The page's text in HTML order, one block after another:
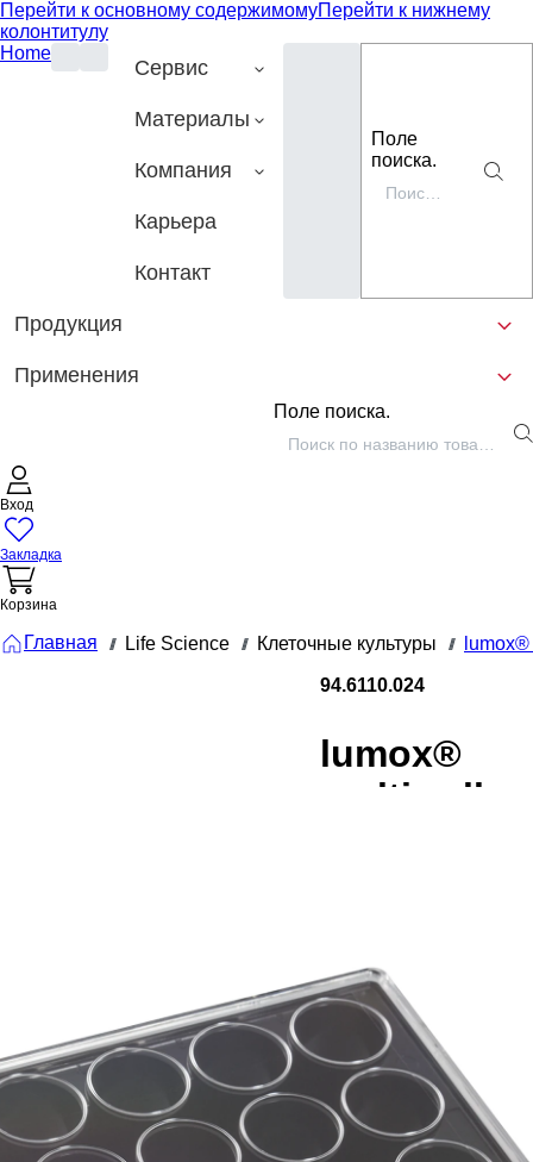
Перейти к основному содержимомуПерейти к нижнему
колонтитулу
Home
Сервис
Материалы
Компания
Карьера
Контакт
Поле
поиска.
Продукция
Применения
Поле поиска.
Вход
Закладка
Корзина
Главная /// Life Science /// Клеточные культуры ///
94.6110.024
lumox®
multiwell,
культур, с
дном из
фольги, 24
Лунка, 20
шт.